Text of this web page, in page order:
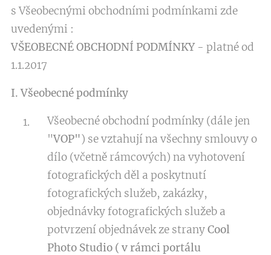
s Všeobecnými obchodními podmínkami zde
uvedenými :
VŠEOBECNÉ OBCHODNÍ PODMÍNKY- platné od
1.1.2017
I. Všeobecné podmínky
Všeobecné obchodní podmínky (dále jen
"VOP") se vztahují na všechny smlouvy o
dílo (včetně rámcových) na vyhotovení
fotografických děl a poskytnutí
fotografických služeb, zakázky,
objednávky fotografických služeb a
potvrzení objednávek ze stranyCool
Photo Studio ( v rámci portálu